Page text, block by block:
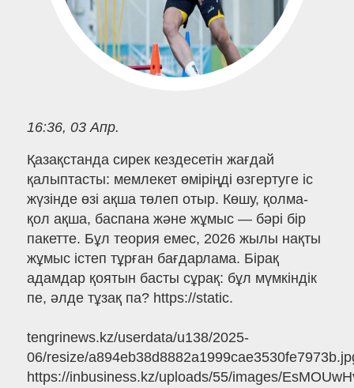
16:36, 03 Апр.
Қазақстанда сирек кездесетін жағдай
қалыптасты: мемлекет өміріңді өзгертуге іс
жүзінде өзі ақша төлеп отыр. Көшу, қолма-
қол ақша, баспана және жұмыс — бәрі бір
пакетте. Бұл теория емес, 2026 жылы нақты
жұмыс істеп тұрған бағдарлама. Бірақ
адамдар қоятын басты сұрақ: бұл мүмкіндік
пе, әлде тұзақ па? https://static.
tengrinews.kz/userdata/u138/2025-
06/resize/
https://inbusiness.kz/uploads/55/images/